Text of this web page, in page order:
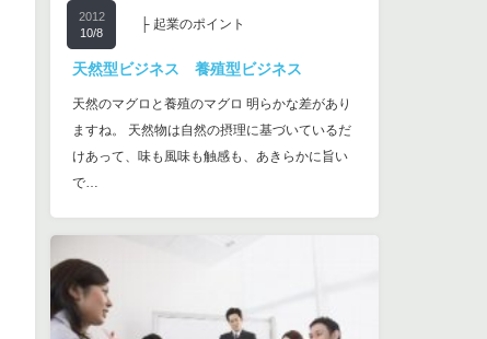
2012
10/8
├ 起業のポイント
天然型ビジネス 養殖型ビジネス
天然のマグロと養殖のマグロ 明らかな差があり
ますね。 天然物は自然の摂理に基づいているだ
けあって、味も風味も触感も、あきらかに旨い
で…